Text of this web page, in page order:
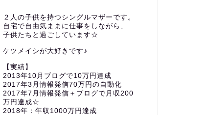
２人の子供を持つシングルマザーです。
自宅で自由気ままに仕事をしながら、
子供たちと過ごしています☆
ケツメイシが大好きです♪
【実績】
2013年10月ブログで10万円達成
2017年3月情報発信70万円の自動化
2017年7月情報発信＋ブログで月収200
万円達成☆
2018年：年収1000万円達成